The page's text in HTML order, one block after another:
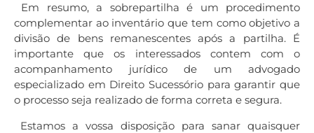
Em resumo, a sobrepartilha é um procedimento
complementar ao inventário que tem como objetivo a
divisão de bens remanescentes após a partilha. É
importante que os interessados contem com o
acompanhamento jurídico de um advogado
especializado em Direito Sucessório para garantir que
o processo seja realizado de forma correta e segura.
Estamos a vossa disposição para sanar quaisquer